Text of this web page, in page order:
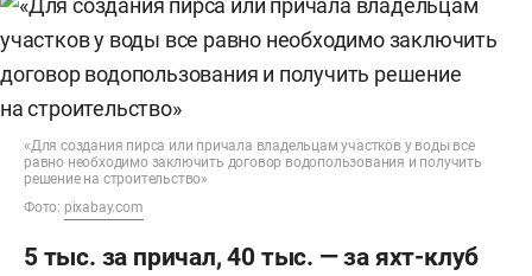
«Для создания пирса или причала владельцам участков у воды все
равно необходимо заключить договор водопользования и получить
решение на строительство»
Фото: pixabay.com
5 тыс. за причал, 40 тыс. — за яхт-клуб